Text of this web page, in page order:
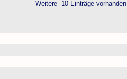
Weitere -10 Einträge vorhanden